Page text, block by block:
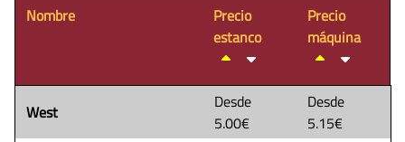
Nombre
Precio
estanco
Precio
máquina
West
Desde
5.00€
Desde
5.15€